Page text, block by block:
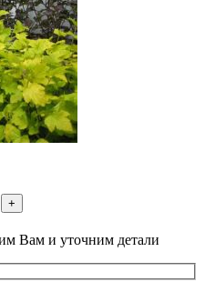
+
Вам и уточним детали